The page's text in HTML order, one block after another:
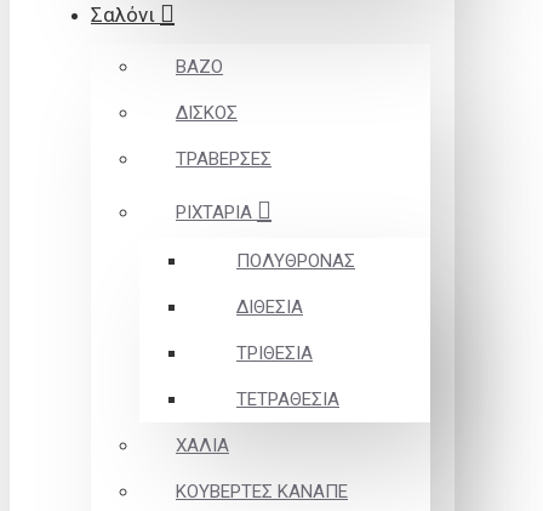
Σαλόνι
ΒΑΖΟ
ΔΙΣΚΟΣ
ΤΡΑΒΕΡΣΕΣ
ΡΙΧΤΑΡΙΑ
ΠΟΛΥΘΡΟΝΑΣ
ΔΙΘΕΣΙΑ
ΤΡΙΘΕΣΙΑ
ΤΕΤΡΑΘΕΣΙΑ
ΧΑΛΙΑ
ΚΟΥΒΕΡΤΕΣ ΚΑΝΑΠΕ